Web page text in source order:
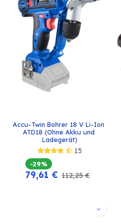
Accu-Twin Bohrer 18 V Li-Ion
ATD18 (Ohne Akku und
Ladegerät)
15
-29%
79,61 € 112,25€